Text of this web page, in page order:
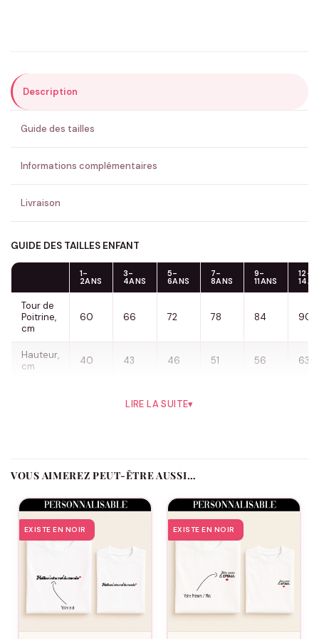
ENVOYER MA DEMANDE ✨
💚 Retour sous 24-48h🇫🇷 Flocage en France✅ Validation avant fabrication
Description
Guide des tailles
Informations complémentaires
Livraison
GUIDE DES TAILLES ENFANT
1-
2ANS
3-
4ANS
5-
6ANS
7-
8ANS
9-
11ANS
12-
Tour de
Poitrine,
cm
60 66 72 78 84 90
Hauteur,
cm
40 43 46 51 56 63
arbore une fière “grande moustache” tandis que son petit
sur l’humour, la tendresse et le lien générationnel en mettant
en lumière ce moment où le fils veut ressembler à son papa…
sans encore pouvoir égaler sa moustache ! Une idée de t-shirts
assortis qui fait sourire, attendrit et célèbre la complicité
unique entre un père et son fils.
Pensé pour les papas fiers et les enfants curieux de grandir
“comme papa”, ce modèle est parfait pour une séance photo
rigolote, une fête des pères, une sortie complice ou tout
LIRE LA SUITE▾
VOUS AIMEREZ PEUT-ÊTRE AUSSI…
EXISTE EN NOIR EXISTE EN NOIR